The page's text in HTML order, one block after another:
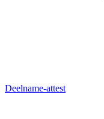
Deelname-attest